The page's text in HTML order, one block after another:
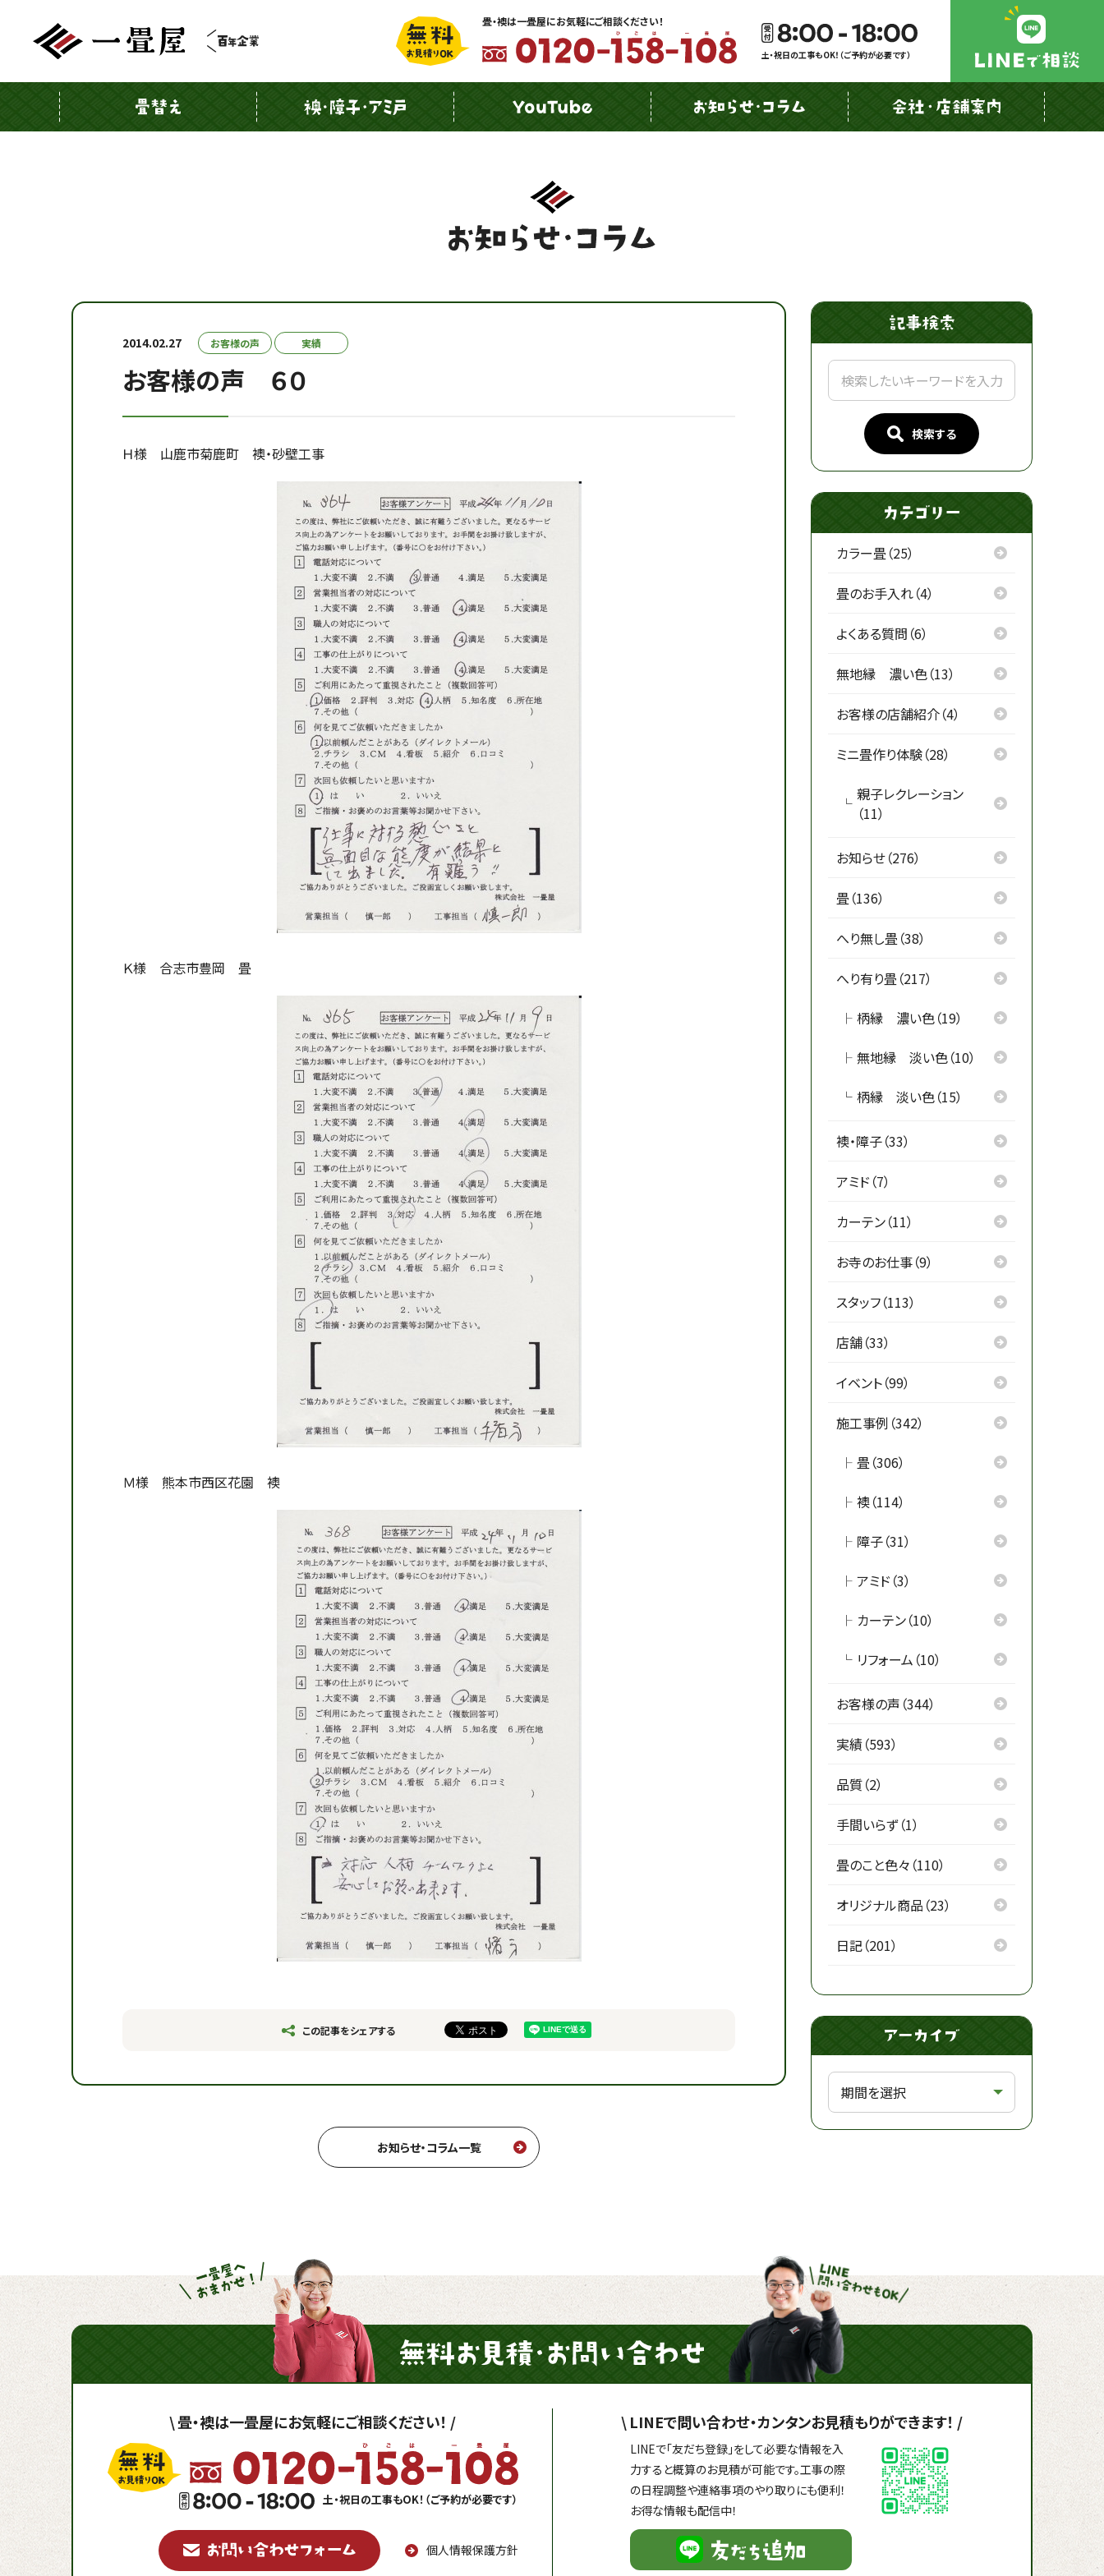
畳・襖は一畳屋にお気軽にご相談ください！
土・祝日の工事もOK！（ご予約が必要です）
2014.02.27 お客様の声 実績
お客様の声 ６０
Ｈ様 山鹿市菊鹿町 襖・砂壁工事
Ｋ様 合志市豊岡 畳
Ｍ様 熊本市西区花園 襖
この記事をシェアする
お知らせ・コラム一覧
検索する
カラー畳（25）
畳のお手入れ（4）
よくある質問（6）
無地縁 濃い色（13）
お客様の店舗紹介（4）
ミニ畳作り体験（28）
親子レクレーション
（11）
お知らせ（276）
畳（136）
へり無し畳（38）
へり有り畳（217）
柄縁 濃い色（19）
無地縁 淡い色（10）
柄縁 淡い色（15）
襖・障子（33）
アミド（7）
カーテン（11）
お寺のお仕事（9）
スタッフ（113）
店舗（33）
イベント（99）
施工事例（342）
畳（306）
襖（114）
障子（31）
アミド（3）
カーテン（10）
リフォーム（10）
お客様の声（344）
実績（593）
品質（2）
手間いらず（1）
畳のこと色々（110）
オリジナル商品（23）
日記（201）
\畳・襖は一畳屋にお気軽にご相談ください！ /
土・祝日の工事もOK！（ご予約が必要です）
個人情報保護方針
\ LINEで問い合わせ・カンタンお見積もりができます！ /
LINEで「友だち登録」をして必要な情報を入
力すると概算のお見積が可能です。工事の際
の日程調整や連絡事項のやり取りにも便利！
お得な情報も配信中！